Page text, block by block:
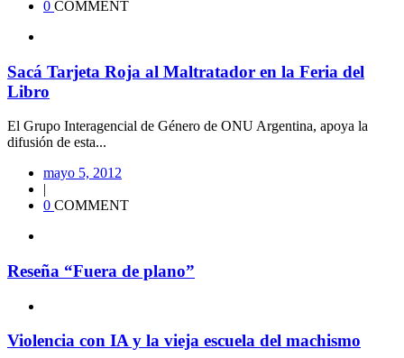
0 COMMENT
Sacá Tarjeta Roja al Maltratador en la Feria del
Libro
El Grupo Interagencial de Género de ONU Argentina, apoya la
difusión de esta...
mayo 5, 2012
|
0 COMMENT
Reseña “Fuera de plano”
Violencia con IA y la vieja escuela del machismo